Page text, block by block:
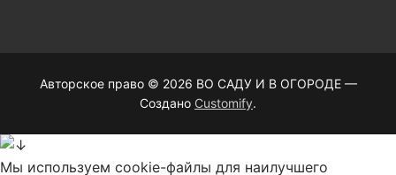
Авторское право © 2026 ВО САДУ И В ОГОРОДЕ —
Создано Customify.
Мы используем cookie-файлы для наилучшего